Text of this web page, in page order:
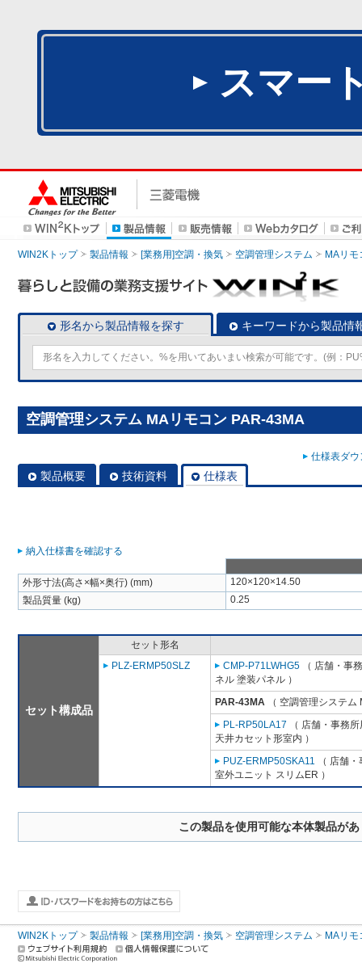
スマー
WIN2Kトップ 製品情報 [業務用]空調・換気 空調管理システム MAリモ
形名から製品情報を探す キーワードから製品情
空調管理システム MAリモコン PAR-43MA
仕様表ダ
製品概要 技術資料 仕様表
納入仕様書を確認する
外形寸法(高さ×幅×奥行) (mm)
120×120×14.50
製品質量 (kg)
0.25
セット構成品
セット形名
PLZ-ERMP50SLZ
CMP-P71LWHG5 （ 店舗・事
ネル 塗装パネル ）
PAR-43MA （ 空調管理システム
PL-RP50LA17 （ 店舗・事務
天井カセット形室内 ）
PUZ-ERMP50SKA11 （ 店舗
室外ユニット スリムER ）
この製品を使用可能な本体製品が
WIN2Kトップ 製品情報 [業務用]空調・換気 空調管理システム MAリモ